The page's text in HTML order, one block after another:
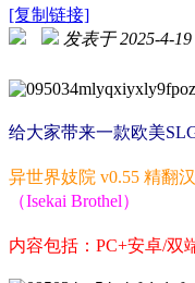
[复制链接]
发表于 2025-4-
给大家带来一款欧美
异世界妓院 v0.55 精翻
（Isekai Brothel）
内容包括：PC+安卓/双